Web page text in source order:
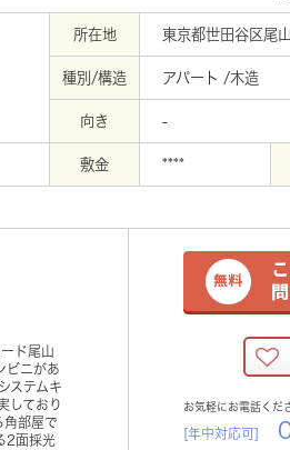
所在地 東京都世田谷区尾
種別/構造 アパート /木造
向き -
敷金 ****
ド尾山
ビニがあ
ステムキ
しており
角部屋で
2面採光
お気軽にお電話くだ
[年中対応可]